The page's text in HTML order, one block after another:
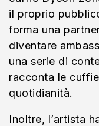
il proprio
forma una
diventare
una serie di
racconta le
quotidianità.
Inoltre, l’artista